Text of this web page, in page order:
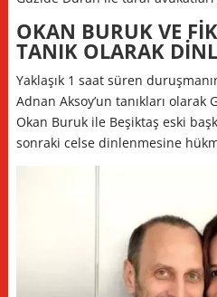
OKAN BURUK VE
TANIK OLARAK
Yaklaşık 1 saat süren
Adnan Aksoy’un tanıkları
Okan Buruk ile Beşiktaş eski
sonraki celse dinlenmesine